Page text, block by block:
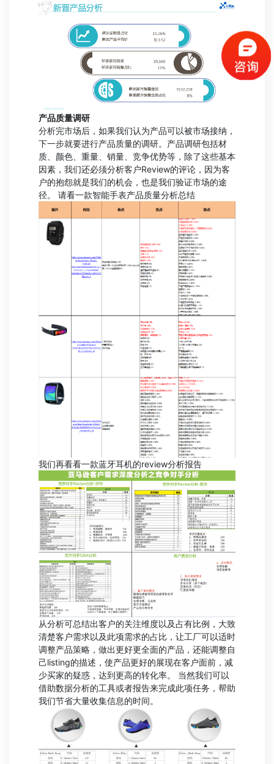
产品质量调研
分析完市场后，如果我们认为产品可以被市场接纳，
下一步就要进行产品质量的调研。产品调研包括材
质、颜色、重量、销量、竞争优势等，除了这些基本
因素，我们还必须分析客户Review的评论，因为客
户的抱怨就是我们的机会，也是我们验证市场的途
径。 请看一款智能手表产品质量分析总结
我们再看看一款蓝牙耳机的review分析报告
从分析可总结出客户的关注维度以及占有比例，大致
清楚客户需求以及此项需求的占比，让工厂可以适时
调整产品策略，做出更好更全面的产品，还能调整自
己listing的描述，使产品更好的展现在客户面前，减
少买家的疑惑，达到更高的转化率。 当然我们可以
借助数据分析的工具或者报告来完成此项任务，帮助
我们节省大量收集信息的时间。